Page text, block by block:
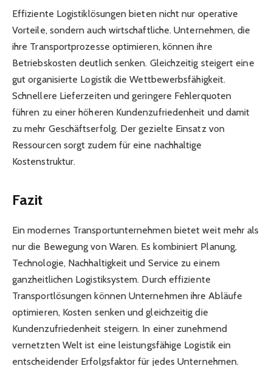
Effiziente Logistiklösungen bieten nicht nur operative
Vorteile, sondern auch wirtschaftliche. Unternehmen, die
ihre Transportprozesse optimieren, können ihre
Betriebskosten deutlich senken. Gleichzeitig steigert eine
gut organisierte Logistik die Wettbewerbsfähigkeit.
Schnellere Lieferzeiten und geringere Fehlerquoten
führen zu einer höheren Kundenzufriedenheit und damit
zu mehr Geschäftserfolg. Der gezielte Einsatz von
Ressourcen sorgt zudem für eine nachhaltige
Kostenstruktur.
Fazit
Ein modernes Transportunternehmen bietet weit mehr als
nur die Bewegung von Waren. Es kombiniert Planung,
Technologie, Nachhaltigkeit und Service zu einem
ganzheitlichen Logistiksystem. Durch effiziente
Transportlösungen können Unternehmen ihre Abläufe
optimieren, Kosten senken und gleichzeitig die
Kundenzufriedenheit steigern. In einer zunehmend
vernetzten Welt ist eine leistungsfähige Logistik ein
entscheidender Erfolgsfaktor für jedes Unternehmen.